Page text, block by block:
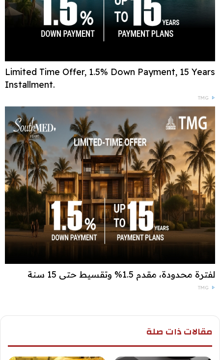
Limited Time Offer, 1.5% Down Payment, 15 Years
Installment.
TMG
لفترة محدودة، مقدم 1.5% وتقسيط حتى 15 سنة
TMG
مقالات ذات صلة